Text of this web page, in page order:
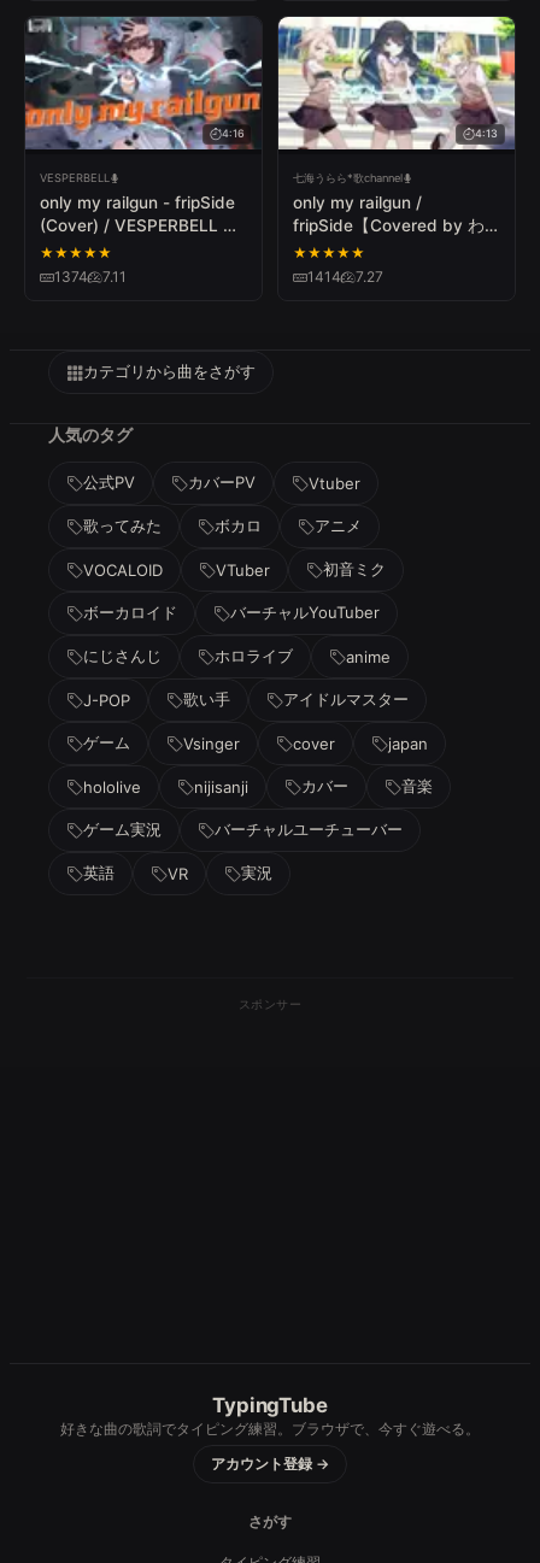
4:16
VESPERBELL
only my railgun - fripSide
(Cover) / VESPERBELL カ
スカ
★★★★★
1374 7.11
4:13
七海うらら*歌channel
only my railgun /
fripSide【Covered by わ
かばやし×七海うらら×つ
ぐ】
★★★★★
1414 7.27
カテゴリから曲をさがす
人気のタグ
公式PV カバーPV Vtuber
歌ってみた ボカロ アニメ
VOCALOID VTuber 初音ミク
ボーカロイド バーチャルYouTuber
にじさんじ ホロライブ anime
J-POP 歌い手 アイドルマスター
ゲーム Vsinger cover japan
hololive nijisanji カバー 音楽
ゲーム実況 バーチャルユーチューバー
英語 VR 実況
スポンサー
TypingTube
好きな曲の歌詞でタイピング練習。ブラウザで、今すぐ遊べる。
アカウント登録 →
さがす